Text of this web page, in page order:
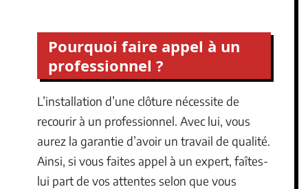
Pourquoi faire appel à un
professionnel ?
L’installation d’une clôture nécessite de
recourir à un professionnel. Avec lui, vous
aurez la garantie d’avoir un travail de qualité.
Ainsi, si vous faites appel à un expert, faîtes-
lui part de vos attentes selon que vous